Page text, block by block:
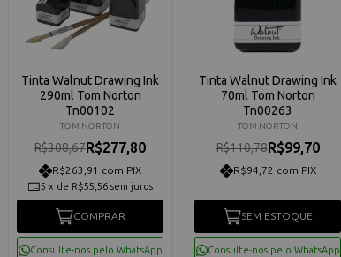
Tinta Walnut Drawing Ink
290ml Tom Norton
Tn00102
TOM NORTON
R$308,67R$277,80
R$263,91 com PIX
5 x de R$55,56 sem juros
COMPRAR
Consulte-nos pelo WhatsApp
Tinta Walnut Drawing Ink
70ml Tom Norton
Tn00263
TOM NORTON
R$110,78R$99,70
R$94,72 com PIX
SEM ESTOQUE
Consulte-nos pelo WhatsApp